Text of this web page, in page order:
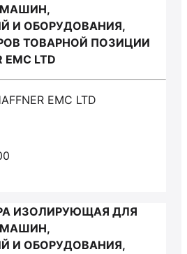
МАШИН,
И ОБОРУДОВАНИЯ,
ТОВАРНОЙ ПОЗИЦИИ
EMC LTD
EMC LTD
ИЗОЛИРУЮЩАЯ ДЛЯ
МАШИН,
И ОБОРУДОВАНИЯ,